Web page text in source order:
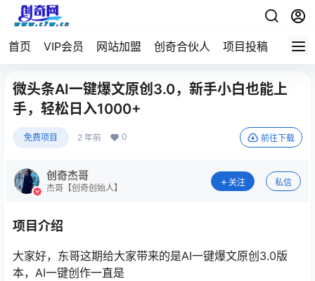
首页 VIP会员 网站加盟 创奇合伙人 项目投稿
微头条AI一键爆文原创3.0，新手小白也能上
手，轻松日入1000+
免费项目 2 年前 0 前往下载
创奇杰哥
杰哥【创奇创始人】
关注 私信
项目介绍
大家好，东哥这期给大家带来的是AI一键爆文原创3.0版
本，AI一键创作一直是